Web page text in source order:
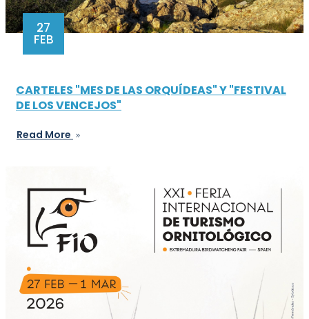
27
FEB
CARTELES "MES DE LAS ORQUÍDEAS" Y "FESTIVAL
DE LOS VENCEJOS"
Read More